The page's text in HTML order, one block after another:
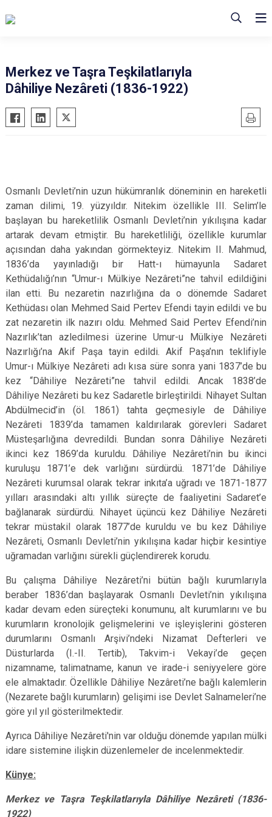
Merkez ve Taşra Teşkilatlarıyla
Dâhiliye Nezâreti (1836-1922)
Osmanlı Devleti’nin uzun hükümranlık döneminin en hareketli
zaman dilimi, 19. yüzyıldır. Nitekim özellikle III. Selim’le
başlayan bu hareketlilik Osmanlı Devleti’nin yıkılışına kadar
artarak devam etmiştir. Bu hareketliliği, özellikle kurumlar
açısından daha yakından görmekteyiz. Nitekim II. Mahmud,
1836’da yayınladığı bir Hatt-ı hümayunla Sadaret
Kethüdalığı’nın “Umur-ı Mülkiye Nezâreti”ne tahvil edildiğini
ilan etti. Bu nezaretin nazırlığına da o dönemde Sadaret
Kethüdası olan Mehmed Said Pertev Efendi tayin edildi ve bu
zat nezaretin ilk nazırı oldu. Mehmed Said Pertev Efendi’nin
Nazırlık’tan azledilmesi üzerine Umur-u Mülkiye Nezâreti
Nazırlığı’na Akif Paşa tayin edildi. Akif Paşa’nın teklifiyle
Umur-ı Mülkiye Nezâreti adı kısa süre sonra yani 1837’de bu
kez “Dâhiliye Nezâreti”ne tahvil edildi. Ancak 1838’de
Dâhiliye Nezâreti bu kez Sadaretle birleştirildi. Nihayet Sultan
Abdülmecid’in (öl. 1861) tahta geçmesiyle de Dâhiliye
Nezâreti 1839’da tamamen kaldırılarak görevleri Sadaret
Müsteşarlığına devredildi. Bundan sonra Dâhiliye Nezâreti
ikinci kez 1869’da kuruldu. Dâhiliye Nezâreti’nin bu ikinci
kuruluşu 1871’e dek varlığını sürdürdü. 1871’de Dâhiliye
Nezâreti kurumsal olarak tekrar inkıta’a uğradı ve 1871-1877
yılları arasındaki altı yıllık süreçte de faaliyetini Sadaret’e
bağlanarak sürdürdü. Nihayet üçüncü kez Dâhiliye Nezâreti
tekrar müstakil olarak 1877’de kuruldu ve bu kez Dâhiliye
Nezâreti, Osmanlı Devleti’nin yıkılışına kadar hiçbir kesintiye
uğramadan varlığını sürekli güçlendirerek korudu.
Bu çalışma Dâhiliye Nezâreti’ni bütün bağlı kurumlarıyla
beraber 1836’dan başlayarak Osmanlı Devleti’nin yıkılışına
kadar devam eden süreçteki konumunu, alt kurumlarını ve bu
kurumların kronolojik gelişmelerini ve işleyişlerini gösteren
durumlarını Osmanlı Arşivi’ndeki Nizamat Defterleri ve
Düsturlarda (I.-II. Tertib), Takvim-i Vekayi’de geçen
nizamname, talimatname, kanun ve irade-i seniyyelere göre
ele almaktadır. Özellikle Dâhiliye Nezâreti’ne bağlı kalemlerin
(Nezarete bağlı kurumların) gelişimi ise Devlet Salnameleri’ne
göre yıl yıl gösterilmektedir.
Ayrıca Dâhiliye Nezâreti'nin var olduğu dönemde yapılan mülki
idare sistemine ilişkin düzenlemeler de incelenmektedir.
Künye:
Merkez ve Taşra Teşkilatlarıyla Dâhiliye Nezâreti (1836-
1922)